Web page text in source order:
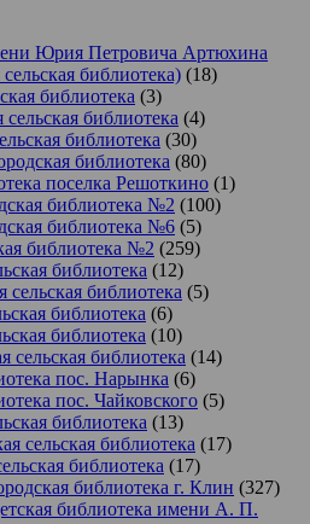
Юрия Петровича Артюхина
библиотека) (18)
библиотека (3)
библиотека (4)
библиотека (30)
библиотека (80)
поселка Решоткино (1)
библиотека №2 (100)
библиотека №6 (5)
библиотека №2 (259)
библиотека (12)
библиотека (5)
библиотека (6)
библиотека (10)
сельская библиотека (14)
пос. Нарынка (6)
пос. Чайковского (5)
библиотека (13)
сельская библиотека (17)
библиотека (17)
библиотека г. Клин (327)
библиотека имени А. П.